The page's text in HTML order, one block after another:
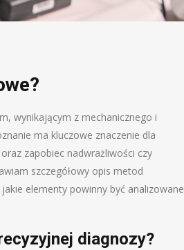
wynikającym z mechanicznego i
ma kluczowe znaczenie dla
zapobiec nadwrażliwości czy
szczegółowy opis metod
elementy powinny być analizowane
diagnozy?